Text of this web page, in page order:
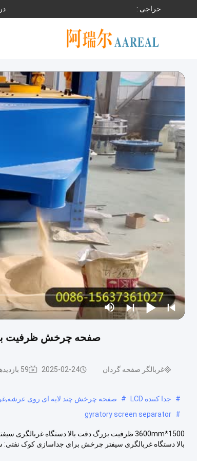
حراجی :
صفحه چرخش ظرفیت
غربالگر صفحه گردان 2025-02-24 59 بازدیدها
# جدا کننده LCD #
صفحه چرخش چند لایه ای روی
#
gyratory screen separator
بالا دستگاه غربالگری سیفتر چرخش برای جداسازی کوک